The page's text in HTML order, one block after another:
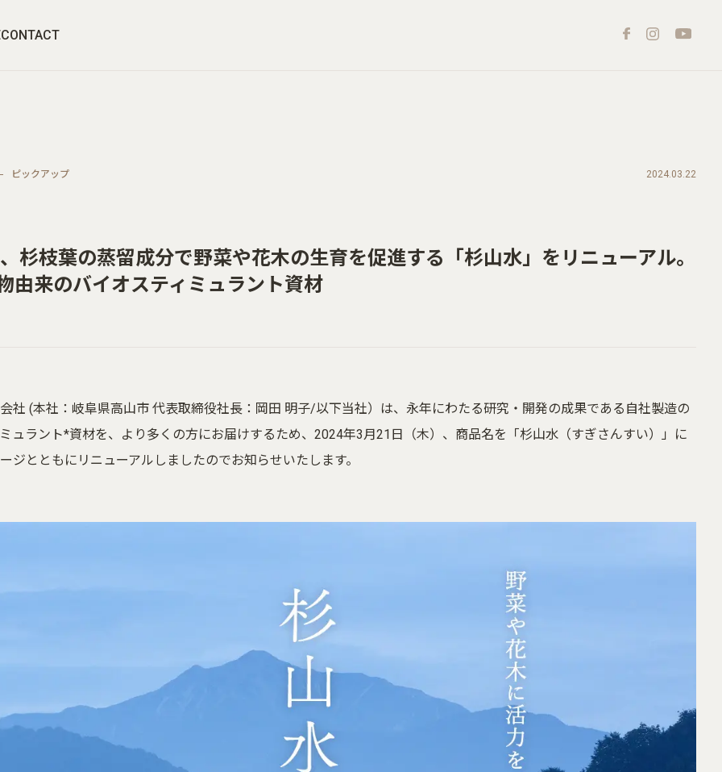
CONTACT
ピックアップ 2024.03.22
杉枝葉の蒸留成分で野菜や花木の生育を促進する「杉山水」をリニューアル。
由来のバイオスティミュラント資材
社 (本社：岐阜県高山市 代表取締役社長：岡田 明子/以下当社）は、永年にわたる研究・開発の成果である自社製造の
ュラント*資材を、より多くの方にお届けするため、2024年3月21日（木）、商品名を「杉山水（すぎさんすい）」に
ジとともにリニューアルしましたのでお知らせいたします。